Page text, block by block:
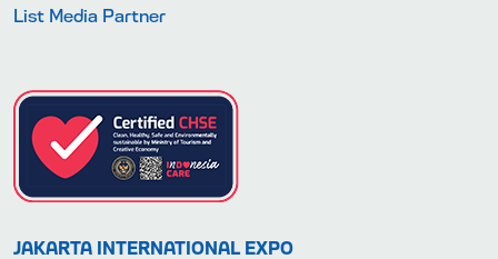
List Media Partner
JAKARTA INTERNATIONAL EXPO